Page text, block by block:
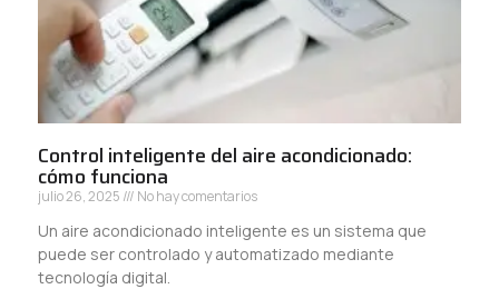
Control inteligente del aire acondicionado:
cómo funciona
julio 26, 2025 No hay comentarios
Un aire acondicionado inteligente es un sistema que
puede ser controlado y automatizado mediante
tecnología digital.